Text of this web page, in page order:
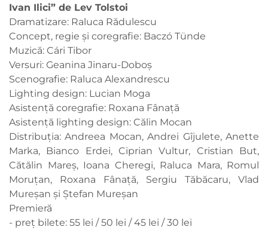
Ivan Ilici” de Lev Tolstoi
Dramatizare: Raluca Rădulescu
Concept, regie și coregrafie: Baczó Tünde
Muzică: Cári Tibor
Versuri: Geanina Jinaru-Doboș
Scenografie: Raluca Alexandrescu
Lighting design: Lucian Moga
Asistență coregrafie: Roxana Fânață
Asistență lighting design: Călin Mocan
Distribuția: Andreea Mocan, Andrei Gîjulete, Anette
Marka, Bianco Erdei, Ciprian Vultur, Cristian But,
Cătălin Mareș, Ioana Cheregi, Raluca Mara, Romul
Moruțan, Roxana Fânață, Sergiu Tăbăcaru, Vlad
Mureșan și Ștefan Mureșan
Premieră
- preț bilete: 55 lei / 50 lei / 45 lei / 30 lei